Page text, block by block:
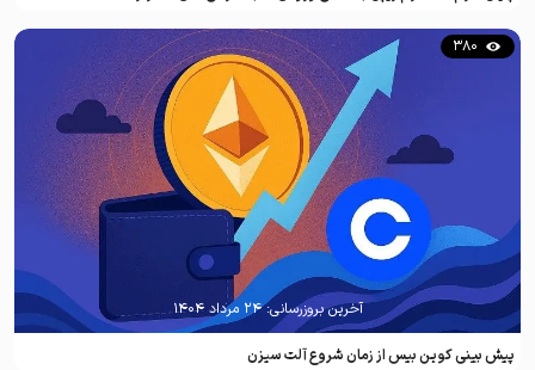
پیش بینی کوین بیس از زمان شروع آلت سیزن
380
آخرین بروزرسانی: ۲۴ مرداد ۱۴۰۴